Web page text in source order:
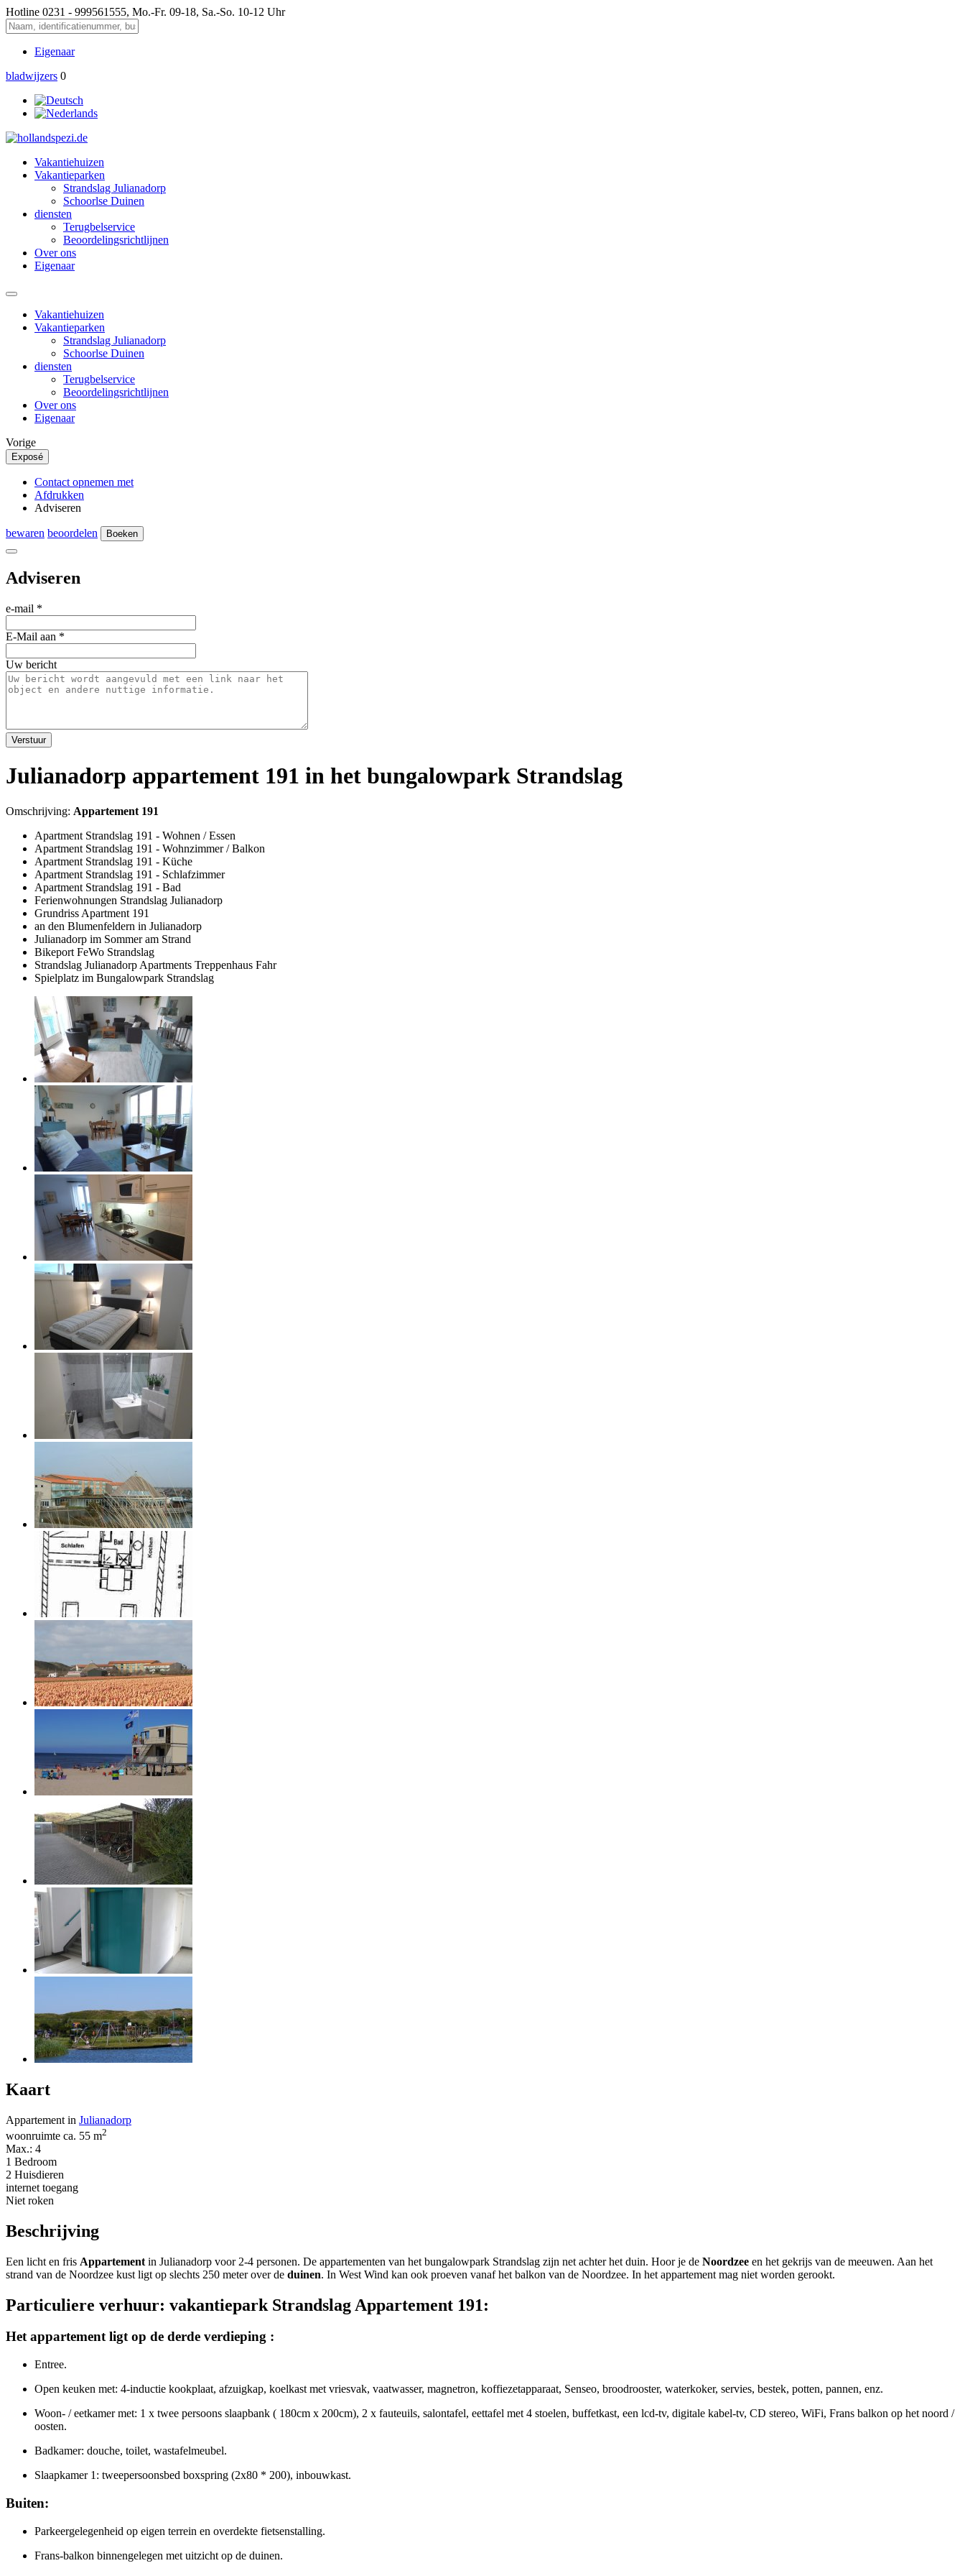
Hotline 0231 - 999561555, Mo.-Fr. 09-18, Sa.-So. 10-12 Uhr
Eigenaar
bladwijzers 0
Vakantiehuizen
Vakantieparken
Strandslag Julianadorp
Schoorlse Duinen
diensten
Terugbelservice
Beoordelingsrichtlijnen
Over ons
Eigenaar
Vakantiehuizen
Vakantieparken
Strandslag Julianadorp
Schoorlse Duinen
diensten
Terugbelservice
Beoordelingsrichtlijnen
Over ons
Eigenaar
Vorige
Exposé
Contact opnemen met
Afdrukken
Adviseren
bewaren beoordelen Boeken
Adviseren
e-mail *
E-Mail aan *
Uw bericht
Verstuur
Julianadorp appartement 191 in het bungalowpark Strandslag
Omschrijving: Appartement 191
Apartment Strandslag 191 - Wohnen / Essen
Apartment Strandslag 191 - Wohnzimmer / Balkon
Apartment Strandslag 191 - Küche
Apartment Strandslag 191 - Schlafzimmer
Apartment Strandslag 191 - Bad
Ferienwohnungen Strandslag Julianadorp
Grundriss Apartment 191
an den Blumenfeldern in Julianadorp
Julianadorp im Sommer am Strand
Bikeport FeWo Strandslag
Strandslag Julianadorp Apartments Treppenhaus Fahr
Spielplatz im Bungalowpark Strandslag
Kaart
Appartement in Julianadorp
woonruimte ca. 55 m2
Max.: 4
1 Bedroom
2 Huisdieren
internet toegang
Niet roken
Beschrijving
Een licht en fris Appartement in Julianadorp voor 2-4 personen. De appartementen van het bungalowpark Strandslag zijn net achter het duin. Hoor je de Noordzee en het gekrijs van de meeuwen. Aan het
strand van de Noordzee kust ligt op slechts 250 meter over de duinen. In West Wind kan ook proeven vanaf het balkon van de Noordzee. In het appartement mag niet worden gerookt.
Particuliere verhuur: vakantiepark Strandslag Appartement 191:
Het appartement ligt op de derde verdieping :
Entree.
Open keuken met: 4-inductie kookplaat, afzuigkap, koelkast met vriesvak, vaatwasser, magnetron, koffiezetapparaat, Senseo, broodrooster, waterkoker, servies, bestek, potten, pannen, enz.
Woon- / eetkamer met: 1 x twee persoons slaapbank ( 180cm x 200cm), 2 x fauteuils, salontafel, eettafel met 4 stoelen, buffetkast, een lcd-tv, digitale kabel-tv, CD stereo, WiFi, Frans balkon op het noord /
oosten.
Badkamer: douche, toilet, wastafelmeubel.
Slaapkamer 1: tweepersoonsbed boxspring (2x80 * 200), inbouwkast.
Buiten:
Parkeergelegenheid op eigen terrein en overdekte fietsenstalling.
Frans-balkon binnengelegen met uitzicht op de duinen.